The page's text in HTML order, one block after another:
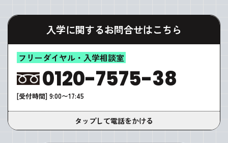
入学に関するお問合せはこちら
フリーダイヤル・入学相談室
0120-7575-38
[受付時間] 9:00〜17:45
タップして電話をかける